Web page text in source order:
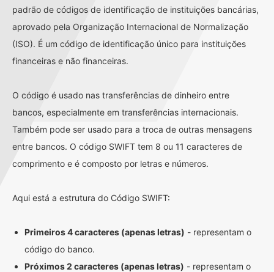
padrão de códigos de identificação de instituições bancárias,
aprovado pela Organização Internacional de Normalização
(ISO). É um código de identificação único para instituições
financeiras e não financeiras.
O código é usado nas transferências de dinheiro entre
bancos, especialmente em transferências internacionais.
Também pode ser usado para a troca de outras mensagens
entre bancos. O código SWIFT tem 8 ou 11 caracteres de
comprimento e é composto por letras e números.
Aqui está a estrutura do Código SWIFT:
Primeiros 4 caracteres (apenas letras) - representam o
código do banco.
Próximos 2 caracteres (apenas letras) - representam o